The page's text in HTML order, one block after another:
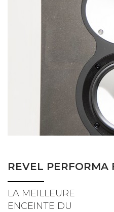
COUPS DE COEUR
DOSSIERS
NOUS CONTACTER
REVEL PERFORMA
LA MEILLEURE
ENCEINTE DU